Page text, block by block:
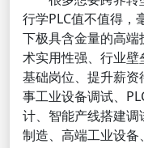
行学PLC值不值得，
下极具含金量的高
术实用性强、行业
基础岗位、提升薪
事工业设备调试、
计、智能产线搭建
制造、高端工业设